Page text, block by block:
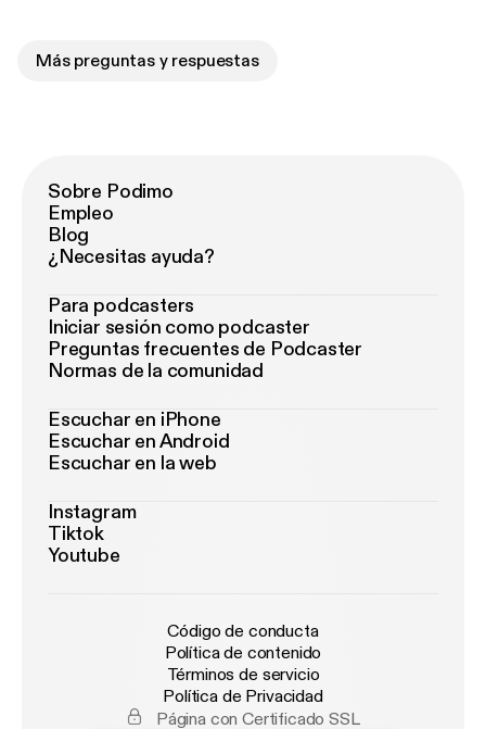
Más preguntas y respuestas
Sobre Podimo
Empleo
Blog
¿Necesitas ayuda?
Para podcasters
Iniciar sesión como podcaster
Preguntas frecuentes de Podcaster
Normas de la comunidad
Escuchar en iPhone
Escuchar en Android
Escuchar en la web
Instagram
Tiktok
Youtube
Código de conducta
Política de contenido
Términos de servicio
Política de Privacidad
Página con Certificado SSL